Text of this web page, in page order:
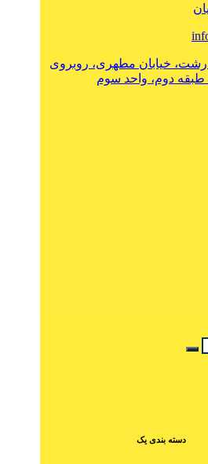
رشت، خیابان مطهری، روبروی
طبقه دوم، واحد سوم
دسته بندی یک